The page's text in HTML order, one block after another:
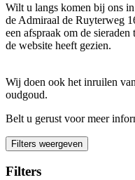
Wilt u langs komen bij ons
de Admiraal de Ruyterweg
een afspraak om de
de website heeft gezien.
Wij doen ook het inruilen
oudgoud.
Belt u gerust voor meer
Filters weergeven
Filters